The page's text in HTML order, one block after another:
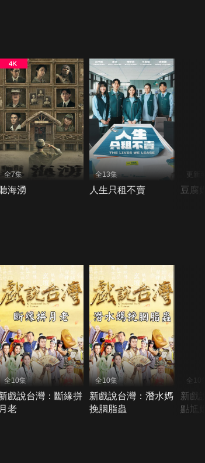
全7集
海湧
全13集
人生只租不賣
更新
豆腐
全10集
戲說台灣：斷緣拼
月老
全10集
新戲說台灣：潛水媽
挽胭脂蟲
全10
新戲
點尪